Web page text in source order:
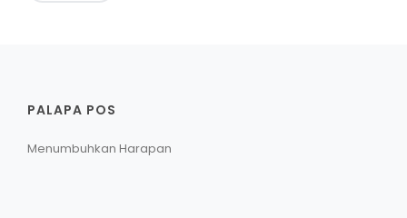
PALAPA POS
Menumbuhkan Harapan